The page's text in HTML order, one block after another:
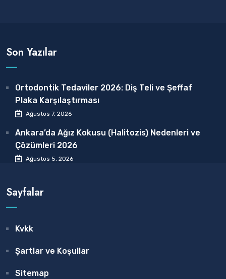
Son Yazılar
Ortodontik Tedaviler 2026: Diş Teli ve Şeffaf
Plaka Karşılaştırması
Ağustos 7, 2026
Ankara’da Ağız Kokusu (Halitozis) Nedenleri ve
Çözümleri 2026
Ağustos 5, 2026
Sayfalar
Kvkk
Şartlar ve Koşullar
Sitemap